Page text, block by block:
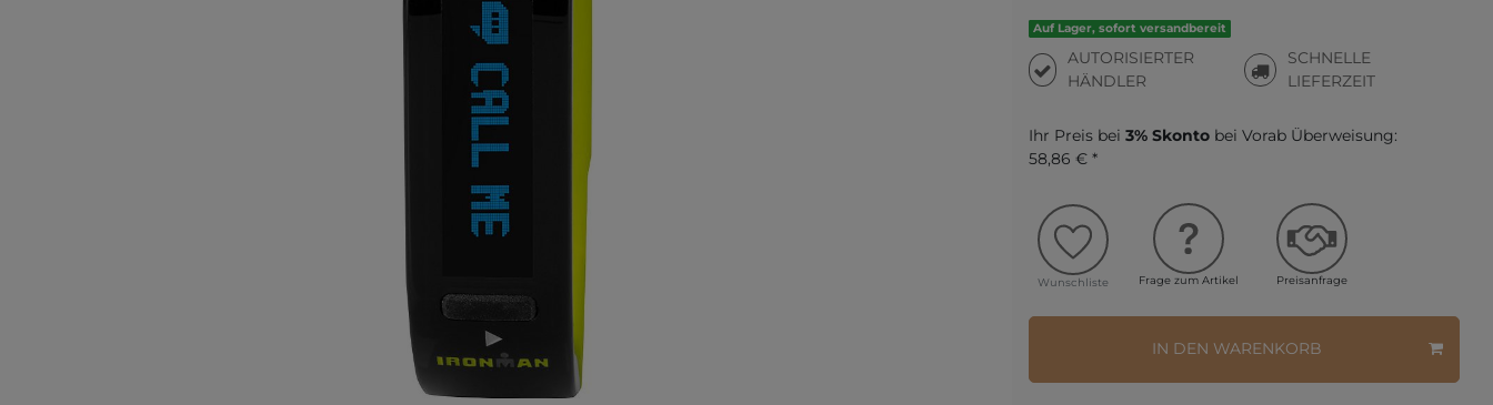
Auf Lager, sofort versandbereit
AUTORISIERTER
HÄNDLER
SCHNELLE
LIEFERZEIT
Ihr Preis bei 3% Skonto bei Vorab Überweisung:
58,86 € *
Wunschliste Frage zum Artikel Preisanfrage
IN DEN WARENKORB